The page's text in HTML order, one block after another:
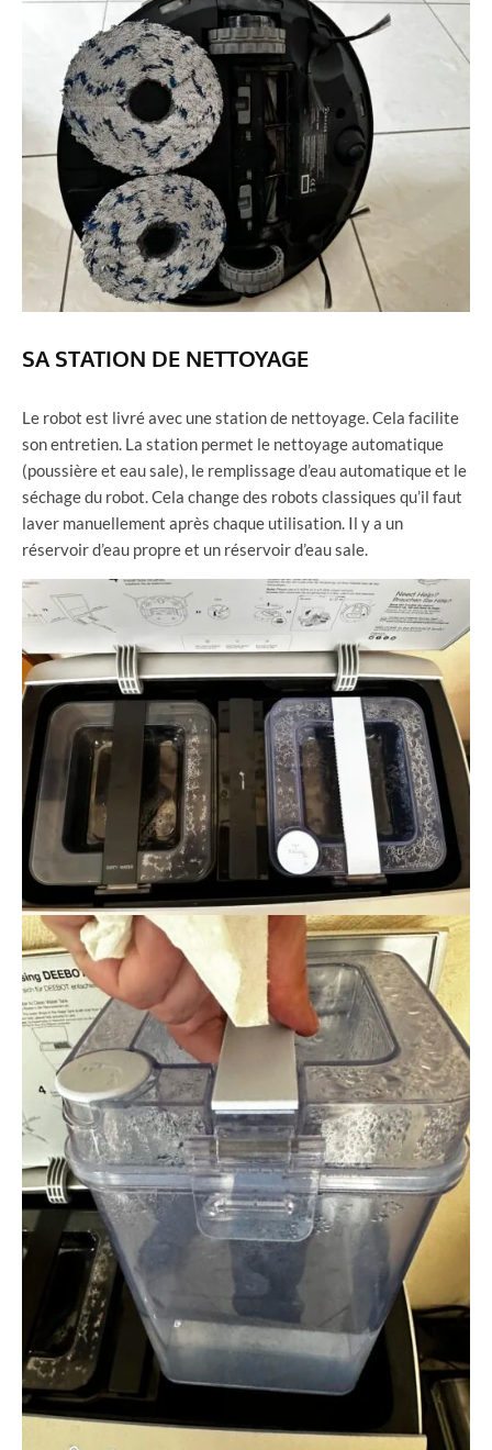
SA STATION DE NETTOYAGE
Le robot est livré avec une station de nettoyage. Cela facilite
son entretien. La station permet le nettoyage automatique
(poussière et eau sale), le remplissage d’eau automatique et le
séchage du robot. Cela change des robots classiques qu’il faut
laver manuellement après chaque utilisation. Il y a un
réservoir d’eau propre et un réservoir d’eau sale.